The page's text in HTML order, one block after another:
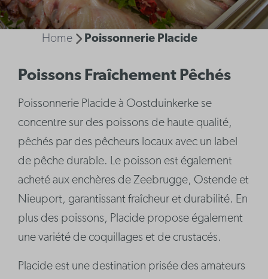
Home Poissonnerie Placide
Poissons Fraîchement Pêchés
Poissonnerie Placide à Oostduinkerke se
concentre sur des poissons de haute qualité,
pêchés par des pêcheurs locaux avec un label
de pêche durable. Le poisson est également
acheté aux enchères de Zeebrugge, Ostende et
Nieuport, garantissant fraîcheur et durabilité. En
plus des poissons, Placide propose également
une variété de coquillages et de crustacés.
Placide est une destination prisée des amateurs